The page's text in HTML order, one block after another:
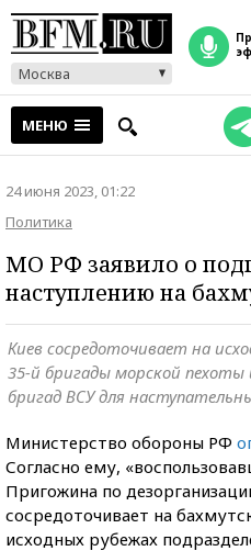
Москва
прямой
МЕНЮ
24 июня 2023, 01:22
Политика
МО РФ заявило о
наступлению на
Киев сосредоточивает на
35-й бригады морской пехоты
бригад ВСУ для
Министерство обороны РФ
Согласно ему,
Пригожина по
сосредоточивает на
исходных рубежах